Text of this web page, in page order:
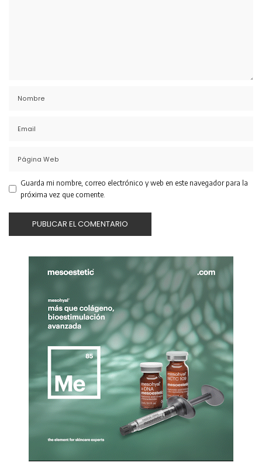
Guarda mi nombre, correo electrónico y web en este navegador para la
próxima vez que comente.